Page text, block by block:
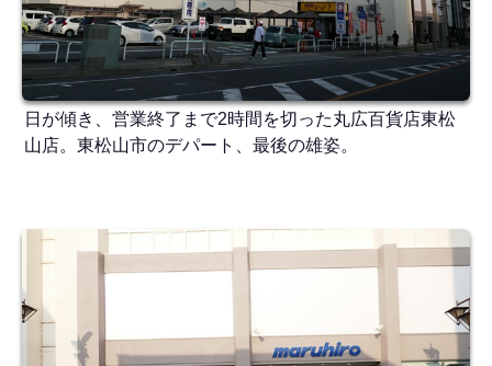
日が傾き、営業終了まで2時間を切った丸広百貨店東松
山店。東松山市のデパート、最後の雄姿。